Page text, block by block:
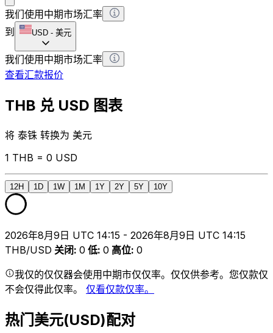
我们使用中期市场汇率
到
USD - 美元
我们使用中期市场汇率
查看汇款报价
THB 兑 USD 图表
将 泰铢 转换为 美元
1 THB = 0 USD
12H 1D 1W 1M 1Y 2Y 5Y 10Y
2026年8月9日 UTC 14:15 - 2026年8月9日 UTC 14:15
THB/USD 关闭: 0 低: 0 高位: 0
我仅的仅仅器会使用中期市仅仅率。仅仅供参考。您仅款仅
不会仅得此仅率。 仅看仅款仅率。
热门美元(USD)配对